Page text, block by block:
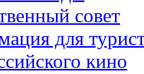
совет
для
кино